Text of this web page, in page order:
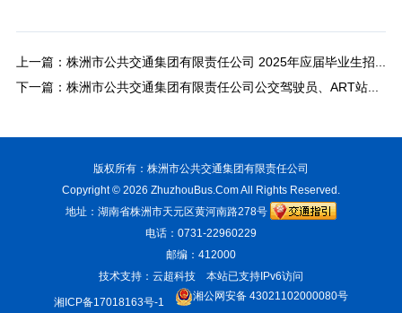
上一篇： 株洲市公共交通集团有限责任公司 2025年应届毕业生招聘拟录用人员公示
下一篇： 株洲市公共交通集团有限责任公司公交驾驶员、ART站务员招聘拟聘人员公示
版权所有：株洲市公共交通集团有限责任公司
Copyright © 2026 ZhuzhouBus.ComAll Rights Reserved.
地址：湖南省株洲市天元区黄河南路278号
电话：0731-22960229
邮编：412000
技术支持：云超科技 本站已支持IPv6访问
湘ICP备17018163号-1
湘公网安备 43021102000080号